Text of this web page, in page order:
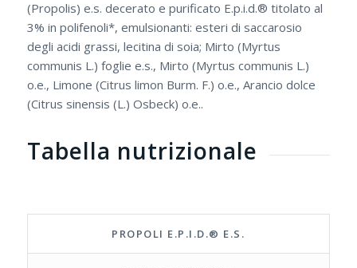
(Propolis) e.s. decerato e purificato E.p.i.d.® titolato al
3% in polifenoli*, emulsionanti: esteri di saccarosio
degli acidi grassi, lecitina di soia; Mirto (Myrtus
communis L.) foglie e.s., Mirto (Myrtus communis L.)
o.e., Limone (Citrus limon Burm. F.) o.e., Arancio dolce
(Citrus sinensis (L.) Osbeck) o.e..
Tabella nutrizionale
PROPOLI E.P.I.D.® E.S.